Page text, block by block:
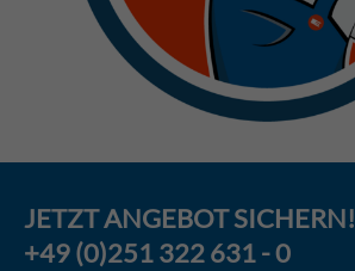
JETZTANGEBOTSICHERN!
+49 (0)251 322 631 - 0